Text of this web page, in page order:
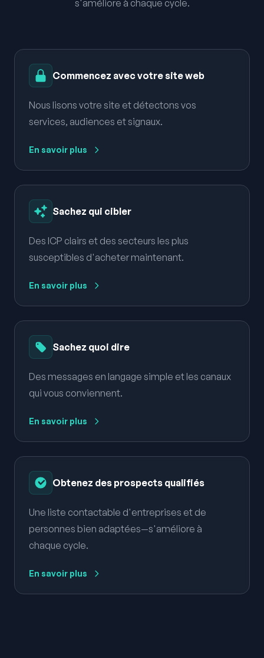
s'améliore à chaque cycle.
Commencez avec votre site web
Nous lisons votre site et détectons vos
services, audiences et signaux.
En savoir plus
Sachez qui cibler
Des ICP clairs et des secteurs les plus
susceptibles d'acheter maintenant.
En savoir plus
Sachez quoi dire
Des messages en langage simple et les canaux
qui vous conviennent.
En savoir plus
Obtenez des prospects qualifiés
Une liste contactable d'entreprises et de
personnes bien adaptées—s'améliore à
chaque cycle.
En savoir plus